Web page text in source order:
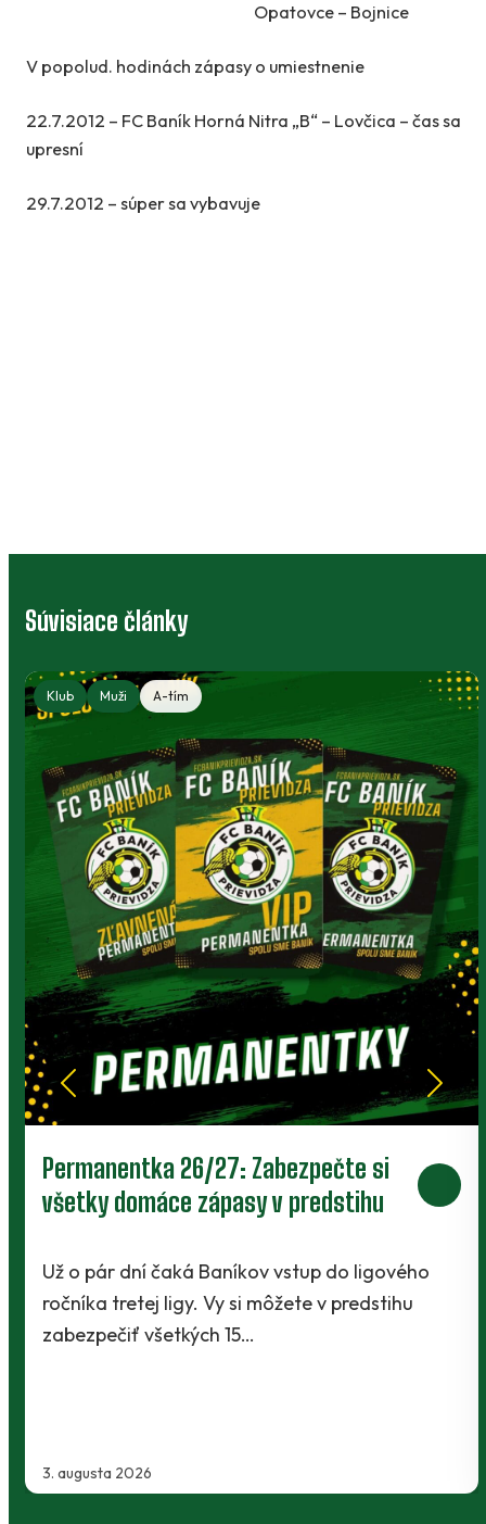
Opatovce – Bojnice
V popolud. hodinách zápasy o umiestnenie
22.7.2012 – FC Baník Horná Nitra „B“ – Lovčica – čas sa
upresní
29.7.2012 – súper sa vybavuje
Súvisiace články
Klub Muži A-tím
Prievidza postúpila do 2. kola pohára.
V Kanianke rozhodol z penalty v
2. augusta 2026
Baníci vstúpili do ostrej sezóny súbojom 1.
Slovnaft Cupu, keď vycestovali do neďalekej